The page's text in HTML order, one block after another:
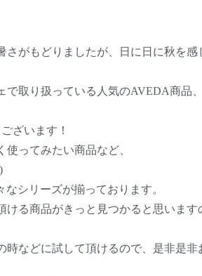
さがもどりましたが、日に日に秋を感
で取り扱っている人気のAVEDA商品
ざいます！
ってみたい商品など、
シリーズが揃っております。
ける商品がきっと見つかると思います
時などに試して頂けるので、是非是非